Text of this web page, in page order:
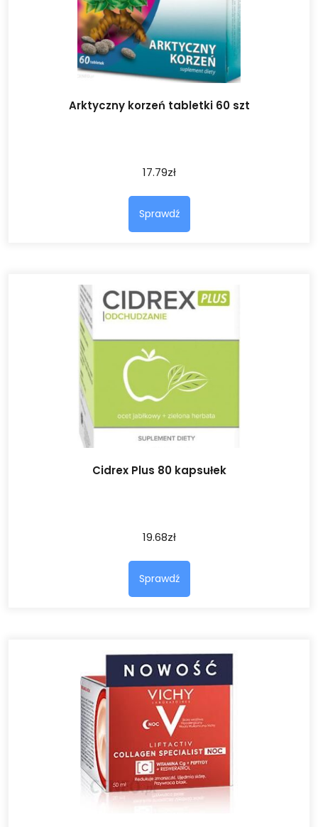
Arktyczny korzeń tabletki 60 szt
17.79zł
Sprawdź
Cidrex Plus 80 kapsułek
19.68zł
Sprawdź